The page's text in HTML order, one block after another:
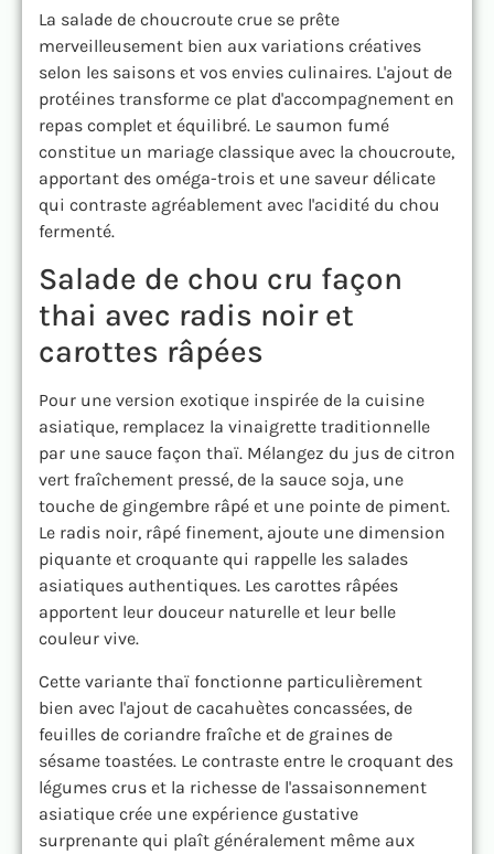
La salade de choucroute crue se prête
merveilleusement bien aux variations créatives
selon les saisons et vos envies culinaires. L'ajout de
protéines transforme ce plat d'accompagnement en
repas complet et équilibré. Le saumon fumé
constitue un mariage classique avec la choucroute,
apportant des oméga-trois et une saveur délicate
qui contraste agréablement avec l'acidité du chou
fermenté.
Salade de chou cru façon
thai avec radis noir et
carottes râpées
Pour une version exotique inspirée de la cuisine
asiatique, remplacez la vinaigrette traditionnelle
par une sauce façon thaï. Mélangez du jus de citron
vert fraîchement pressé, de la sauce soja, une
touche de gingembre râpé et une pointe de piment.
Le radis noir, râpé finement, ajoute une dimension
piquante et croquante qui rappelle les salades
asiatiques authentiques. Les carottes râpées
apportent leur douceur naturelle et leur belle
couleur vive.
Cette variante thaï fonctionne particulièrement
bien avec l'ajout de cacahuètes concassées, de
feuilles de coriandre fraîche et de graines de
sésame toastées. Le contraste entre le croquant des
légumes crus et la richesse de l'assaisonnement
asiatique crée une expérience gustative
surprenante qui plaît généralement même aux